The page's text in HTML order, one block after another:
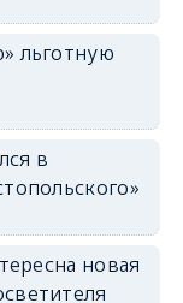
льготную
в
новая